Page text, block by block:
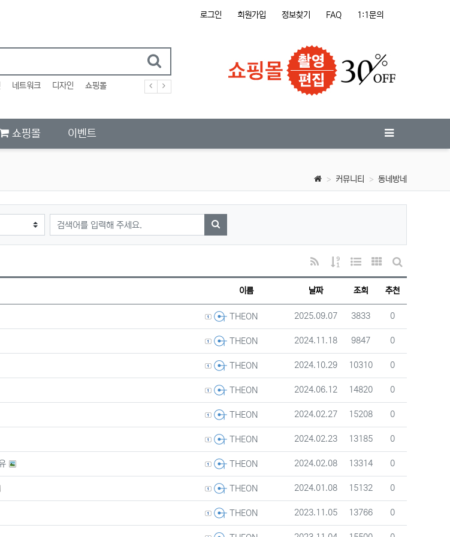
로그인 회원가입 정보찾기 FAQ 1:1문의
네트워크 디자인 쇼핑몰
쇼핑몰 이벤트
커뮤니티 동네방네
검색어
검색하기
RSS
게시물 정렬
웹진 스타일갤러리 스타일
게시판 검색
이름 날짜 조회 추천
등록자THEON 등록일
2025.09.07 조회
3833 추천
0
등록자THEON 등록일
2024.11.18 조회
9847 추천
0
등록자THEON 등록일
2024.10.29 조회
10310 추천
0
등록자THEON 등록일
2024.06.12 조회
14820 추천
0
등록자THEON 등록일
2024.02.27 조회
15208 추천
0
등록자THEON 등록일
2024.02.23 조회
13185 추천
0
등록자THEON 등록일
2024.02.08 조회
13314 추천
0
등록자THEON 등록일
2024.01.08 조회
15132 추천
0
등록자THEON 등록일
2023.11.05 조회
13766 추천
0